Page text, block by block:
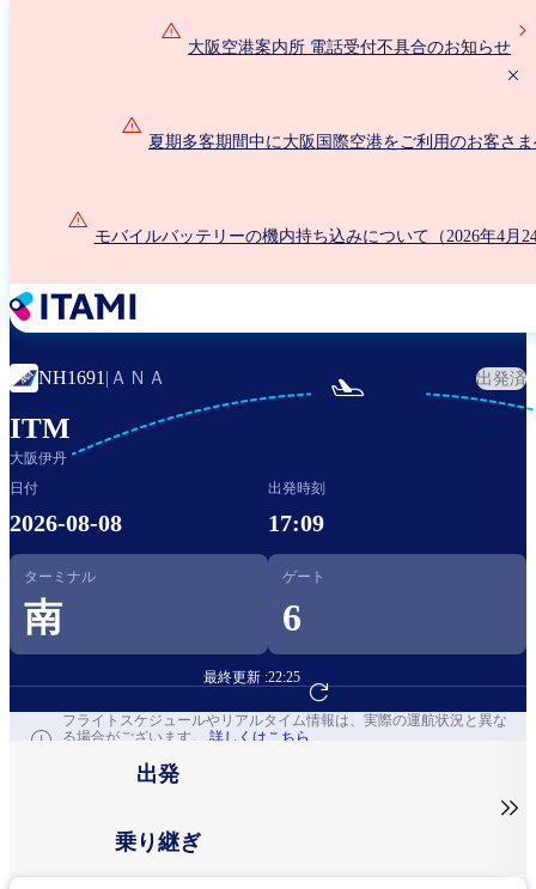
大阪空港案内所 電話受付不具合のお知らせ
夏期多客期間中に大阪国際空港をご利用のお客さ
モバイルバッテリーの機内持ち込みについて（2026年4月
NH1691 | ＡＮＡ 出発済
ITM
大阪伊丹

日付
2026-08-08
出発時刻
17:09
ターミナル
南
ゲート
6
最終更新 :22:25
フライト予約へ
フライトスケジュールやリアルタイム情報は、実際の運航状況と異な
る場合がございます。 詳しくはこちら
出発
乗り継ぎ
